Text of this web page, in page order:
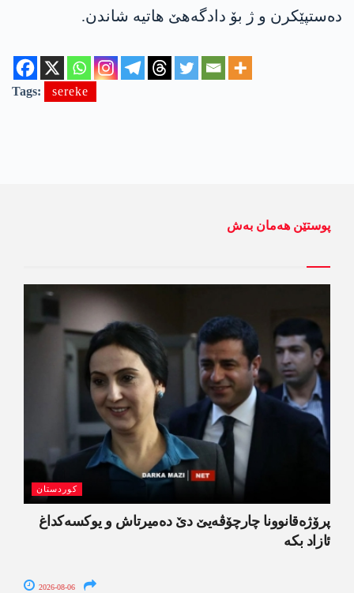
دەستپێکرن و ژ بۆ دادگەھێ ھاتیە شاندن.
Tags: sereke
پوستێن ھەمان بەش
کوردستان
پرۆژەقانوونا چارچۆڤەیێ دێ دەمیرتاش و یوکسەکداغ
ئازاد بکە
2026-08-06